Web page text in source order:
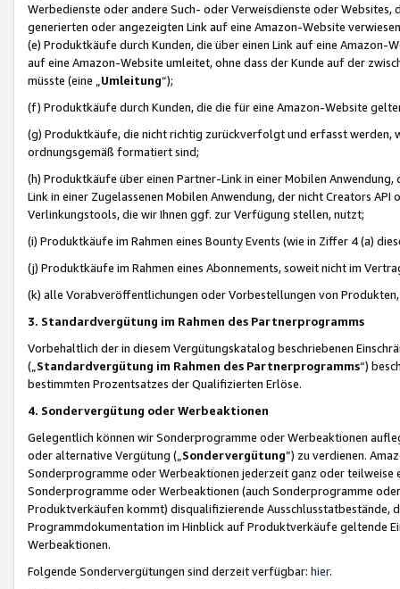
Werbedienste oder andere Such- oder Verweisdienste oder Websites,
generierten oder angezeigten Link auf eine Amazon-Website
(e) Produktkäufe durch Kunden, die über einen Link auf eine
auf eine Amazon-Website umleitet, ohne dass der Kunde auf der
müsste (eine „ Umleitung“);
(f) Produktkäufe durch Kunden, die die für eine Amazon-Website
(g) Produktkäufe, die nicht richtig zurückverfolgt und erfasst werden,
ordnungsgemäß formatiert sind;
(h) Produktkäufe über einen Partner-Link in einer Mobilen
Link in einer Zugelassenen Mobilen Anwendung, der nicht Creators
Verlinkungstools, die wir Ihnen ggf. zur Verfügung stellen, nutzt;
(i) Produktkäufe im Rahmen eines Bounty Events (wie in Ziffer 4 (a)
(j) Produktkäufe im Rahmen eines Abonnements, soweit nicht im
(k) alle Vorabveröffentlichungen oder Vorbestellungen von
3. Standardvergütung im Rahmen des Partnerprogramms
Vorbehaltlich der in diesem Vergütungskatalog beschriebenen
(„ Standardvergütung im Rahmen des Partnerprogramms“)
bestimmten Prozentsatzes der Qualifizierten Erlöse.
4. Sondervergütung oder Werbeaktionen
Gelegentlich können wir Sonderprogramme oder Werbeaktionen
oder alternative Vergütung („ Sondervergütung”) zu verdienen.
Sonderprogramme oder Werbeaktionen jederzeit ganz oder
Sonderprogramme oder Werbeaktionen (auch Sonderprogramme
Produktverkäufen kommt) disqualifizierende Ausschlusstatbestände,
Programmdokumentation im Hinblick auf Produktverkäufe geltende
Werbeaktionen.
Folgende Sondervergütungen sind derzeit verfügbar: hier.